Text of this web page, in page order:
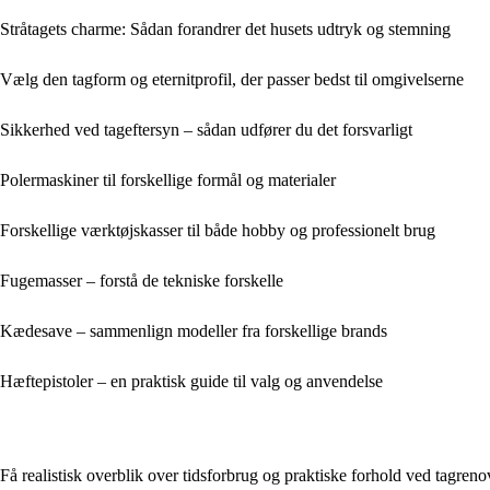
Stråtagets charme: Sådan forandrer det husets udtryk og stemning
Vælg den tagform og eternitprofil, der passer bedst til omgivelserne
Sikkerhed ved tageftersyn – sådan udfører du det forsvarligt
Polermaskiner til forskellige formål og materialer
Forskellige værktøjskasser til både hobby og professionelt brug
Fugemasser – forstå de tekniske forskelle
Kædesave – sammenlign modeller fra forskellige brands
Hæftepistoler – en praktisk guide til valg og anvendelse
Få realistisk overblik over tidsforbrug og praktiske forhold ved